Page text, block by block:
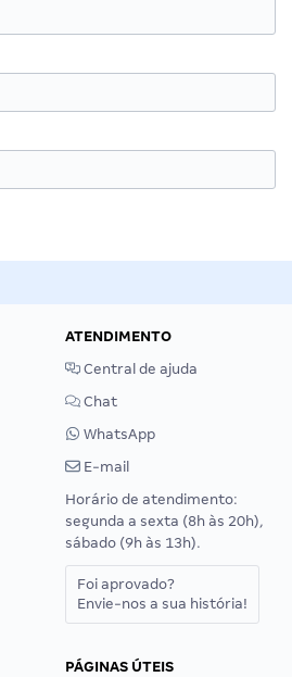
ATENDIMENTO
Central de ajuda
Chat
WhatsApp
E-mail
Horário de atendimento:
segunda a sexta (8h às 20h),
sábado (9h às 13h).
Foi aprovado?
Envie-nos a sua história!
PÁGINAS ÚTEIS